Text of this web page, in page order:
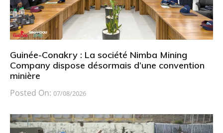
Guinée-Conakry : La société Nimba Mining
Company dispose désormais d’une convention
minière
Posted On: 07/08/2026